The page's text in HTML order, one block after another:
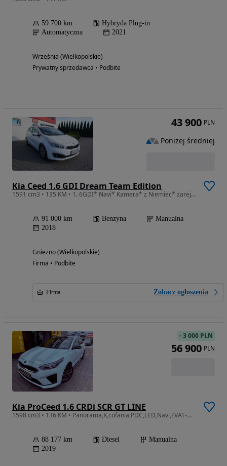
59 700 km
Hybryda Plug-in
Automatyczna
2021
Września (Wielkopolskie)
Prywatny sprzedawca • Podbite
Kia Ceed 1.6 GDI Dream Team Edition
1591 cm3 • 135 KM • 1. 6GDI* Navi* Kamera* z Niemiec* zarejestrowany w PL
91 000 km Benzyna
Manualna
2018
Gniezno (Wielkopolskie)
Firma • Podbite
Firma Zobacz ogłoszenia
43 900 PLN
Poniżej średniej
Kia ProCeed 1.6 CRDi SCR GT LINE
1598 cm3 • 136 KM • Panorama,K,cofania,PDC,LED,Navi,FVAT-Marża
88 177 km Diesel
Manualna
2019
-3 000 PLN
56 900 PLN